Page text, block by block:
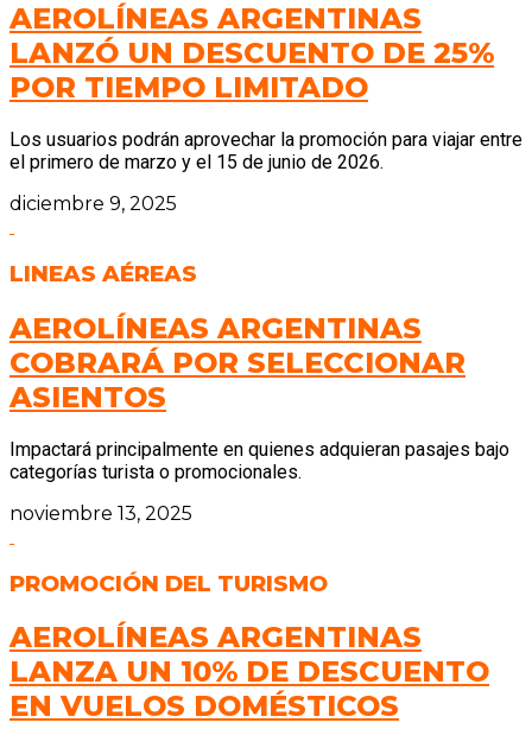
AEROLÍNEAS ARGENTINAS
LANZÓ UN DESCUENTO DE 25%
POR TIEMPO LIMITADO
Los usuarios podrán aprovechar la promoción para viajar entre
el primero de marzo y el 15 de junio de 2026.
diciembre 9, 2025
LINEAS AÉREAS
AEROLÍNEAS ARGENTINAS
COBRARÁ POR SELECCIONAR
ASIENTOS
Impactará principalmente en quienes adquieran pasajes bajo
categorías turista o promocionales.
noviembre 13, 2025
PROMOCIÓN DEL TURISMO
AEROLÍNEAS ARGENTINAS
LANZA UN 10% DE DESCUENTO
EN VUELOS DOMÉSTICOS